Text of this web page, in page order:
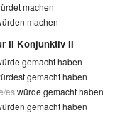
machen
machen
II Konjunktiv II
gemacht haben
gemacht haben
eswürde gemacht haben
gemacht haben